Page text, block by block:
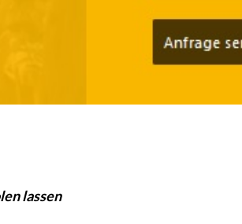
lassen